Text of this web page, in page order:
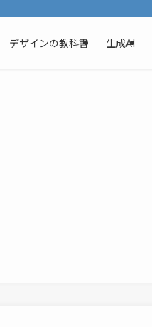
デザインの教科書 生成AI